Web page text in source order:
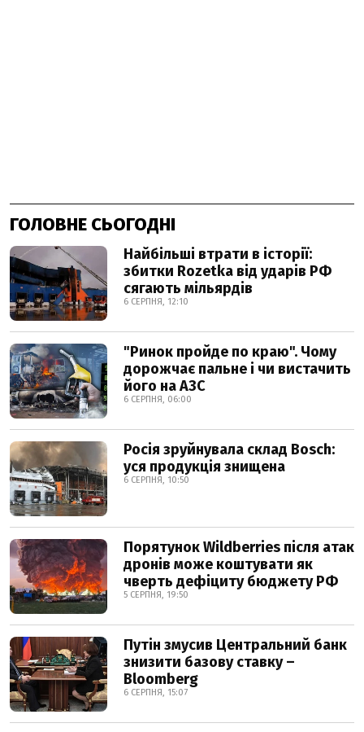
ГОЛОВНЕ СЬОГОДНІ
Найбільші втрати в історії:
збитки Rozetka від ударів РФ
сягають мільярдів
6 СЕРПНЯ, 12:10
"Ринок пройде по краю". Чому
дорожчає пальне і чи вистачить
його на АЗС
6 СЕРПНЯ, 06:00
Росія зруйнувала склад Bosch:
уся продукція знищена
6 СЕРПНЯ, 10:50
Порятунок Wildberries після атак
дронів може коштувати як
чверть дефіциту бюджету РФ
5 СЕРПНЯ, 19:50
Путін змусив Центральний банк
знизити базову ставку –
Bloomberg
6 СЕРПНЯ, 15:07